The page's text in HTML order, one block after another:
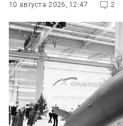
10 августа 2026, 12:47 2